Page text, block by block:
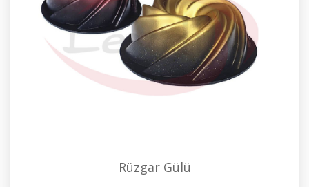
Rüzgar Gülü